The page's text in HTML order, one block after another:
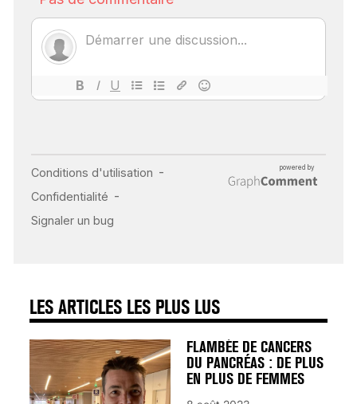
LES ARTICLES LES PLUS LUS
ÉCHO : DES IMAGES
POUR TOUTES LES
18 juil 2022
INSUFFISANCE
CARDIAQUE : LES
FLAMBÉE DE CANCERS
DU PANCRÉAS : DE PLUS
EN PLUS DE FEMMES